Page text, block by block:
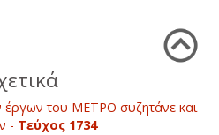
έργων του ΜΕΤΡΟ συζητάνε και
- Τεύχος 1734